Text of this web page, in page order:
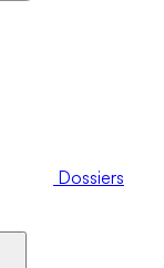
Dossiers